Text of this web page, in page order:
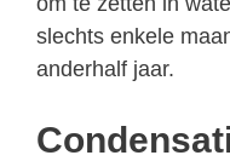
slechts enkele
anderhalf jaar.